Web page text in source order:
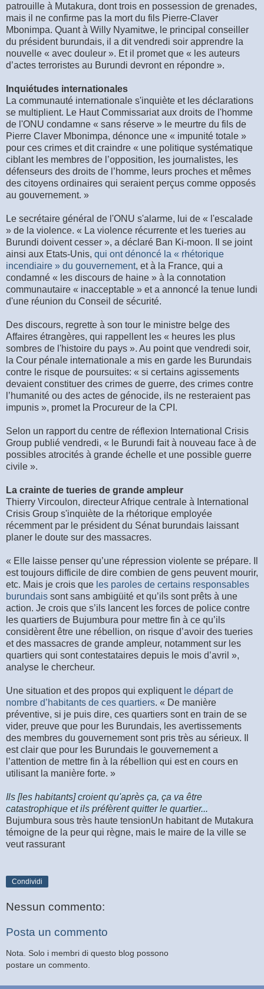
patrouille à Mutakura, dont trois en possession de grenades,
mais il ne confirme pas la mort du fils Pierre-Claver
Mbonimpa. Quant à Willy Nyamitwe, le principal conseiller
du président burundais, il a dit vendredi soir apprendre la
nouvelle « avec douleur ». Et il promet que « les auteurs
d’actes terroristes au Burundi devront en répondre ».
Inquiétudes internationales
La communauté internationale s'inquiète et les déclarations
se multiplient. Le Haut Commissariat aux droits de l'homme
de l'ONU condamne « sans réserve » le meurtre du fils de
Pierre Claver Mbonimpa, dénonce une « impunité totale »
pour ces crimes et dit craindre « une politique systématique
ciblant les membres de l’opposition, les journalistes, les
défenseurs des droits de l’homme, leurs proches et mêmes
des citoyens ordinaires qui seraient perçus comme opposés
au gouvernement. »
Le secrétaire général de l'ONU s'alarme, lui de « l'escalade
» de la violence. « La violence récurrente et les tueries au
Burundi doivent cesser », a déclaré Ban Ki-moon. Il se joint
ainsi aux Etats-Unis, qui ont dénoncé la « rhétorique
incendiaire » du gouvernement, et à la France, qui a
condamné « les discours de haine » à la connotation
communautaire « inacceptable » et a annoncé la tenue lundi
d'une réunion du Conseil de sécurité.
Des discours, regrette à son tour le ministre belge des
Affaires étrangères, qui rappellent les « heures les plus
sombres de l'histoire du pays ». Au point que vendredi soir,
la Cour pénale internationale a mis en garde les Burundais
contre le risque de poursuites: « si certains agissements
devaient constituer des crimes de guerre, des crimes contre
l’humanité ou des actes de génocide, ils ne resteraient pas
impunis », promet la Procureur de la CPI.
Selon un rapport du centre de réflexion International Crisis
Group publié vendredi, « le Burundi fait à nouveau face à de
possibles atrocités à grande échelle et une possible guerre
civile ».
La crainte de tueries de grande ampleur
Thierry Vircoulon, directeur Afrique centrale à International
Crisis Group s'inquiète de la rhétorique employée
récemment par le président du Sénat burundais laissant
planer le doute sur des massacres.
« Elle laisse penser qu’une répression violente se prépare. Il
est toujours difficile de dire combien de gens peuvent mourir,
etc. Mais je crois que les paroles de certains responsables
burundais sont sans ambigüité et qu’ils sont prêts à une
action. Je crois que s’ils lancent les forces de police contre
les quartiers de Bujumbura pour mettre fin à ce qu’ils
considèrent être une rébellion, on risque d’avoir des tueries
et des massacres de grande ampleur, notamment sur les
quartiers qui sont contestataires depuis le mois d’avril »,
analyse le chercheur.
Une situation et des propos qui expliquent le départ de
nombre d’habitants de ces quartiers. « De manière
préventive, si je puis dire, ces quartiers sont en train de se
vider, preuve que pour les Burundais, les avertissements
des membres du gouvernement sont pris très au sérieux. Il
est clair que pour les Burundais le gouvernement a
l’attention de mettre fin à la rébellion qui est en cours en
utilisant la manière forte. »
Ils [les habitants] croient qu'après ça, ça va être
catastrophique et ils préfèrent quitter le quartier...
Bujumbura sous très haute tensionUn habitant de Mutakura
témoigne de la peur qui règne, mais le maire de la ville se
veut rassurant
Condividi
Nessun commento:
Posta un commento
Nota. Solo i membri di questo blog possono
postare un commento.